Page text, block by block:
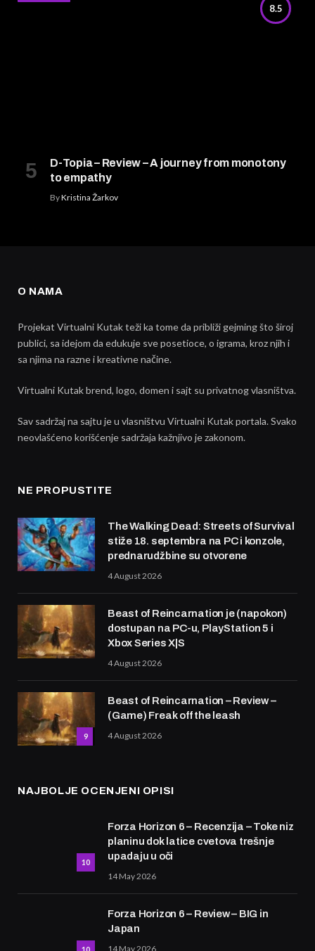
8.5
D-Topia – Review – A journey from monotony
to empathy
ByKristina Žarkov
O NAMA
Projekat Virtualni Kutak teži ka tome da približi gejming što široj
publici, sa idejom da edukuje sve posetioce, o igrama, kroz njih i
sa njima na razne i kreativne načine.
Virtualni Kutak brend, logo, domen i sajt su privatnog vlasništva.
Sav sadržaj na sajtu je u vlasništvu Virtualni Kutak portala. Svako
neovlašćeno korišćenje sadržaja kažnjivo je zakonom.
NE PROPUSTITE
The Walking Dead: Streets of Survival
stiže 18. septembra na PC i konzole,
prednarudžbine su otvorene
4 August 2026
Beast of Reincarnation je (napokon)
dostupan na PC-u, PlayStation 5 i
Xbox Series X|S
4 August 2026
9
Beast of Reincarnation – Review –
(Game) Freak off the leash
4 August 2026
NAJBOLJE OCENJENI OPISI
10
Forza Horizon 6 – Recenzija – Toke niz
planinu dok latice cvetova trešnje
upadaju u oči
14 May 2026
Forza Horizon 6 – Review – BIG in
Japan
14 May 2026